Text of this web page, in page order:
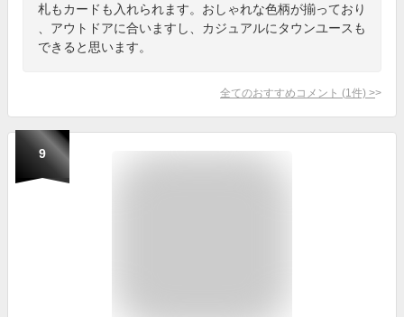
札もカードも入れられます。おしゃれな色柄が揃っており
、アウトドアに合いますし、カジュアルにタウンユースも
できると思います。
全てのおすすめコメント (1 件) >
9